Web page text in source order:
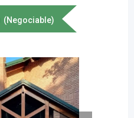
(Negociable)